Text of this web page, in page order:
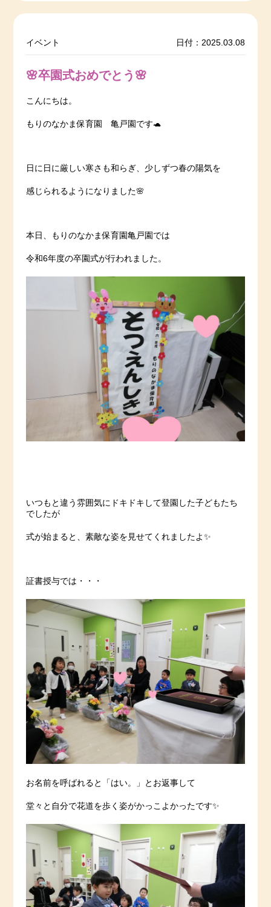
イベント 日付：2025.03.08
🌸卒園式おめでとう🌸
こんにちは。
もりのなかま保育園 亀戸園です🐢
日に日に厳しい寒さも和らぎ、少しずつ春の陽気を
感じられるようになりました🌸
本日、もりのなかま保育園亀戸園では
令和6年度の卒園式が行われました。
いつもと違う雰囲気にドキドキして登園した子どもたち
でしたが
式が始まると、素敵な姿を見せてくれましたよ✨
証書授与では・・・
お名前を呼ばれると「はい。」とお返事して
堂々と自分で花道を歩く姿がかっこよかったです✨